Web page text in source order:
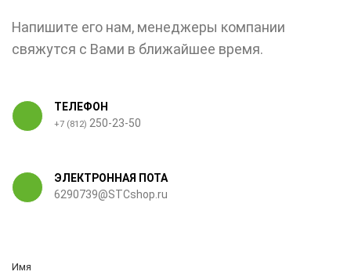
Напишите его нам, менеджеры компании
свяжутся с Вами в ближайшее время.
ТЕЛЕФОН
+7 (812) 250-23-50
ЭЛЕКТРОННАЯ ПОТА
6290739@STCshop.ru
Имя